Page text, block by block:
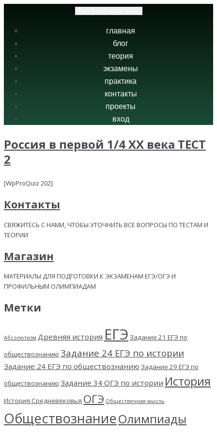
главная
блог
теория
экзамены
практика
контакты
проекты
вход
Россия в первой 1/4 XX века ТЕСТ
2
[WpProQuiz 202]
Контакты
СВЯЖИТЕСЬ С НАМИ, ЧТОБЫ УТОЧНИТЬ ВСЕ ВОПРОСЫ ПО ТЕСТАМ И
ТЕОРИИ
Магазин
МАТЕРИАЛЫ ДЛЯ ПОДГОТОВКИ К ЭКЗАМЕНАМ ЕГЭ/ОГЭ И
ПРОФИЛЬНЫМ ОЛИМПИАДАМ
Метки
Абсолютизм Древняя история ЕГЭ Задание 21 ЕГЭ по
обществознанию Задание 24 ЕГЭ по истории
Задание 24 ЕГЭ по обществознанию Задание 29 ЕГЭ по
обществознанию Задание 34 ОГЭ по истории История
История Средневековья ОГЭ Общественная мысль
ОбществознаниеОлимпиады